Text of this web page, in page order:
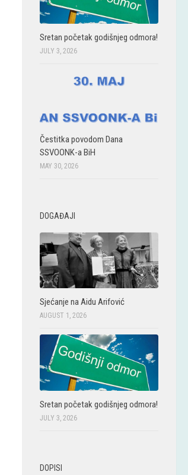
Sretan početak godišnjeg odmora!
JULY 3, 2026
Čestitka povodom Dana
SSVOONK-a BiH
MAY 30, 2026
DOGAĐAJI
Sjećanje na Aidu Arifović
AUGUST 1, 2026
Sretan početak godišnjeg odmora!
JULY 3, 2026
DOPISI